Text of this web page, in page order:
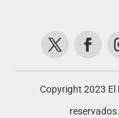
Copyright 2023 El